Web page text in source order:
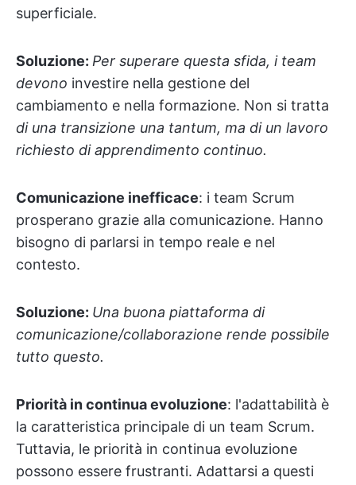
superficiale.
Soluzione: Per superare questa sfida, i team
devono investire nella gestione del
cambiamento e nella formazione. Non si tratta
di una transizione una tantum, ma di un lavoro
richiesto di apprendimento continuo.
Comunicazione inefficace: i team Scrum
prosperano grazie alla comunicazione. Hanno
bisogno di parlarsi in tempo reale e nel
contesto.
Soluzione: Una buona piattaforma di
comunicazione/collaborazione rende possibile
tutto questo.
Priorità in continua evoluzione: l'adattabilità è
la caratteristica principale di un team Scrum.
Tuttavia, le priorità in continua evoluzione
possono essere frustranti. Adattarsi a questi